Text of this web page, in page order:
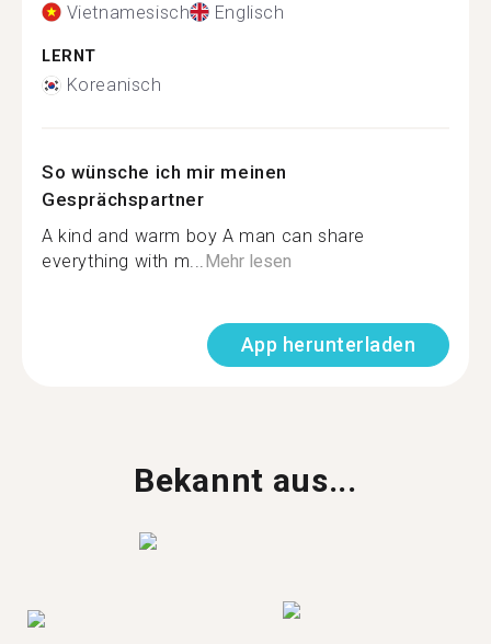
Vietnamesisch Englisch
LERNT
Koreanisch
So wünsche ich mir meinen
Gesprächspartner
A kind and warm boy A man can share
everything with m...Mehr lesen
App herunterladen
Bekannt aus...